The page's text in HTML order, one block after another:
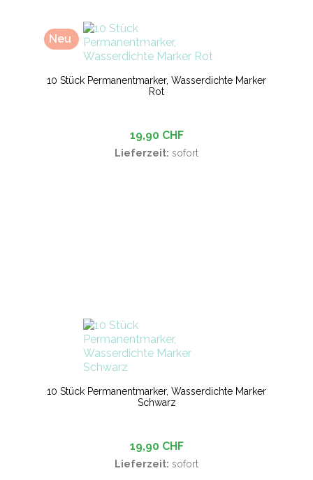
10 Stück Permanentmarker, Wasserdichte Marker
Rot
19,90 CHF
Lieferzeit: sofort
Neu
10 Stück Permanentmarker, Wasserdichte Marker
Schwarz
19,90 CHF
Lieferzeit: sofort